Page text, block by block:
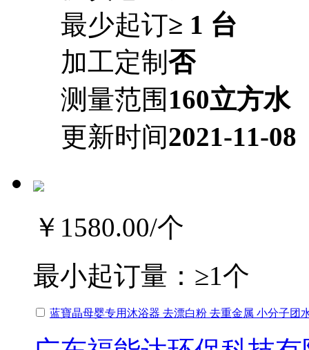
最少起订≥ 1 台
加工定制 否
测量范围 160立方水
更新时间2021-11-08
￥1580.00/个
最小起订量： ≥1个
蓝寶晶母婴专用沐浴器 去漂白粉 去重金属 小分子团